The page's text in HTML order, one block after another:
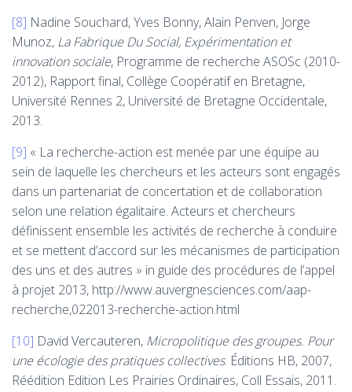
[8] Nadine Souchard, Yves Bonny, Alain Penven, Jorge
Munoz, La Fabrique Du Social, Expérimentation et
innovation sociale, Programme de recherche ASOSc (2010-
2012), Rapport final, Collège Coopératif en Bretagne,
Université Rennes 2, Université de Bretagne Occidentale,
2013.
[9] « La recherche-action est menée par une équipe au
sein de laquelle les chercheurs et les acteurs sont engagés
dans un partenariat de concertation et de collaboration
selon une relation égalitaire. Acteurs et chercheurs
définissent ensemble les activités de recherche à conduire
et se mettent d’accord sur les mécanismes de participation
des uns et des autres » in guide des procédures de l’appel
à projet 2013, http://www.auvergnesciences.com/aap-
recherche,022013-recherche-action.html
[10] David Vercauteren, Micropolitique des groupes. Pour
une écologie des pratiques collectives. Éditions HB, 2007,
Réédition Edition Les Prairies Ordinaires, Coll Essais, 2011.